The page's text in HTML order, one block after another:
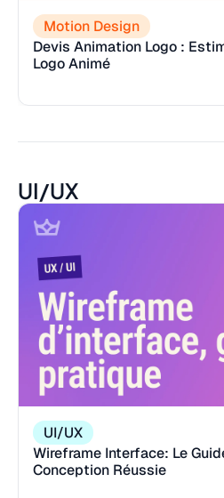
Motion Design
Devis Animation Logo :
Logo Animé
UI/UX
UI/UX
Wireframe Interface: Le
Conception Réussie